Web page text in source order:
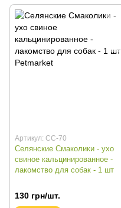
Артикул: СС-70
Селянские Смаколики - ухо
свиное кальцинированное -
лакомство для собак - 1 шт
130 грн/шт.